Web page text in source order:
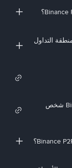
التداول
كيف تضيف طرق دفع جديدة على Binance شخص